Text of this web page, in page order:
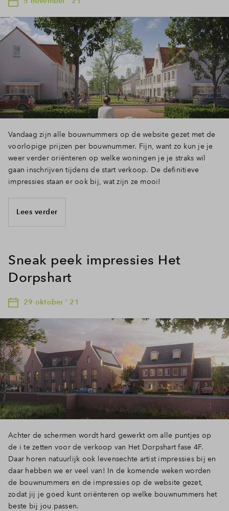
Vandaag zijn alle bouwnummers op de website gezet met de
voorlopige prijzen per bouwnummer. Fijn, want zo kun je je
weer verder oriënteren op welke woningen je je straks wil
gaan inschrijven tijdens de start verkoop. De definitieve
impressies staan er ook bij, wat zijn ze mooi!
Lees verder
Sneak peek impressies Het
Dorpshart
29 oktober ' 21
Achter de schermen wordt hard gewerkt om alle puntjes op
de i te zetten voor de verkoop van Het Dorpshart fase 4F.
Daar horen natuurlijk ook levensechte artist impressies bij en
daar hebben we er veel van! In de komende weken worden
de bouwnummers en de impressies op de website gezet,
zodat jij je goed kunt oriënteren op welke bouwnummers het
beste bij jou passen.